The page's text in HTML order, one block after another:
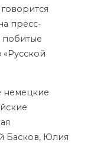
пресс-
побитые
немецкие
Басков, Юлия